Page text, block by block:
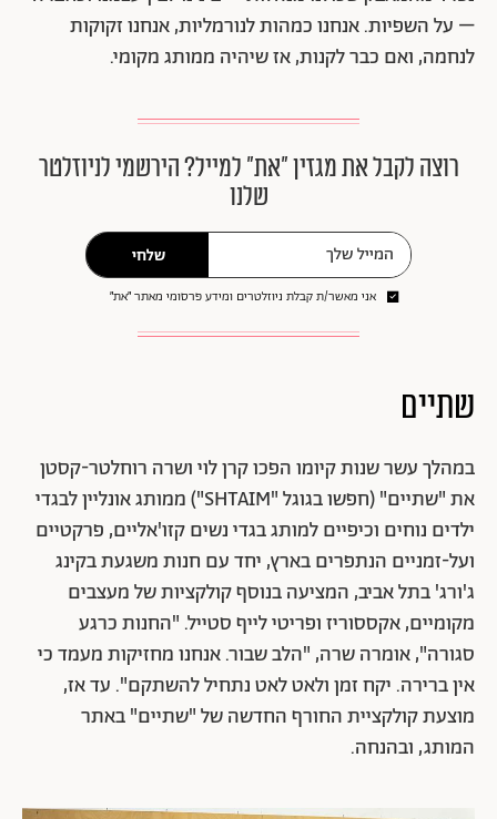
– על השפיות. אנחנו כמהות לנורמליות, אנחנו זקוקות
לנחמה, ואם כבר לקנות, אז שיהיה ממותג מקומי.
רוצה לקבל את מגזין ״את״ למייל? הירשמי לניוזלטר
שלנו
שלחי
אני מאשר/ת קבלת ניוזלטרים ומידע פרסומי מאתר ״את״
שתיים
במהלך עשר שנות קיומו הפכו קרן לוי ושרה רוחלטר-קסטן
את "שתיים" (חפשו בגוגל "SHTAIM") ממותג אונליין לבגדי
ילדים נוחים וכיפיים למותג בגדי נשים קזו'אליים, פרקטיים
ועל-זמניים הנתפרים בארץ, יחד עם חנות משגעת בקינג
ג'ורג' בתל אביב, המציעה בנוסף קולקציות של מעצבים
מקומיים, אקססוריז ופריטי לייף סטייל. "החנות כרגע
סגורה", אומרה שרה, "הלב שבור. אנחנו מחזיקות מעמד כי
אין ברירה. יקח זמן ולאט לאט נתחיל להשתקם". עד אז,
מוצעת קולקציית החורף החדשה של "שתיים" באתר
המותג, ובהנחה.